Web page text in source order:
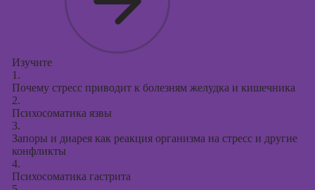
Изучите
1.
Почему стресс приводит к болезням желудка и кишечника
2.
Психосоматика язвы
3.
Запоры и диарея как реакция организма на стресс и другие
конфликты
4.
Психосоматика гастрита